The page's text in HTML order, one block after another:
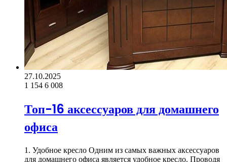
27.10.2025
1 154 6 008
Топ-16 аксессуаров для домашнего
офиса
1. Удобное кресло Одним из самых важных аксессуаров
для домашнего офиса является удобное кресло. Проводя